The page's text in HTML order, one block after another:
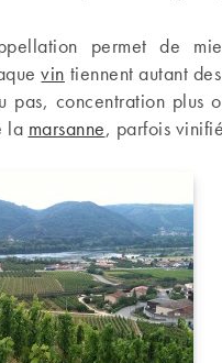
permet de
vin tiennent autant
concentration plus
la marsanne, parfois